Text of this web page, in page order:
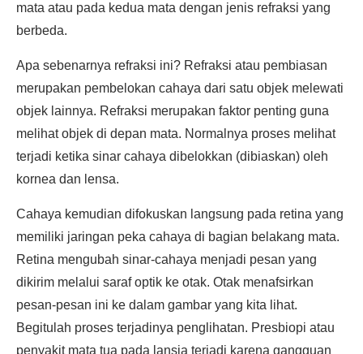
mata atau pada kedua mata dengan jenis refraksi yang
berbeda.
Apa sebenarnya refraksi ini? Refraksi atau pembiasan
merupakan pembelokan cahaya dari satu objek melewati
objek lainnya. Refraksi merupakan faktor penting guna
melihat objek di depan mata. Normalnya proses melihat
terjadi ketika sinar cahaya dibelokkan (dibiaskan) oleh
kornea dan lensa.
Cahaya kemudian difokuskan langsung pada retina yang
memiliki jaringan peka cahaya di bagian belakang mata.
Retina mengubah sinar-cahaya menjadi pesan yang
dikirim melalui saraf optik ke otak. Otak menafsirkan
pesan-pesan ini ke dalam gambar yang kita lihat.
Begitulah proses terjadinya penglihatan. Presbiopi atau
penyakit mata tua pada lansia terjadi karena gangguan